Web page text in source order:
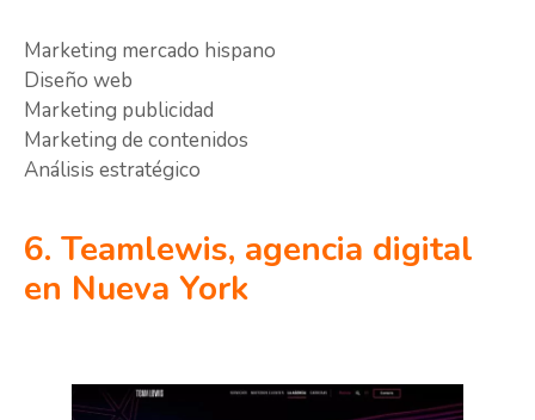
Marketing mercado hispano
Diseño web
Marketing publicidad
Marketing de contenidos
Análisis estratégico
6. Teamlewis, agencia digital
en Nueva York